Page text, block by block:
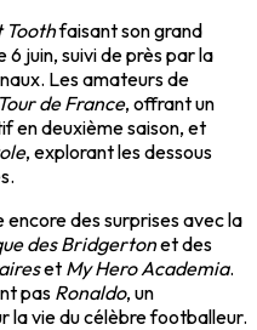
Toothfaisant son grand
juin, suivi de près par la
Les amateurs de
Tour de France, offrant un
en deuxième saison, et
, explorant les dessous
encore des surprises avec la
des Bridgertonet des
et My Hero Academia.
pas Ronaldo, un
la vie du célèbre footballeur.